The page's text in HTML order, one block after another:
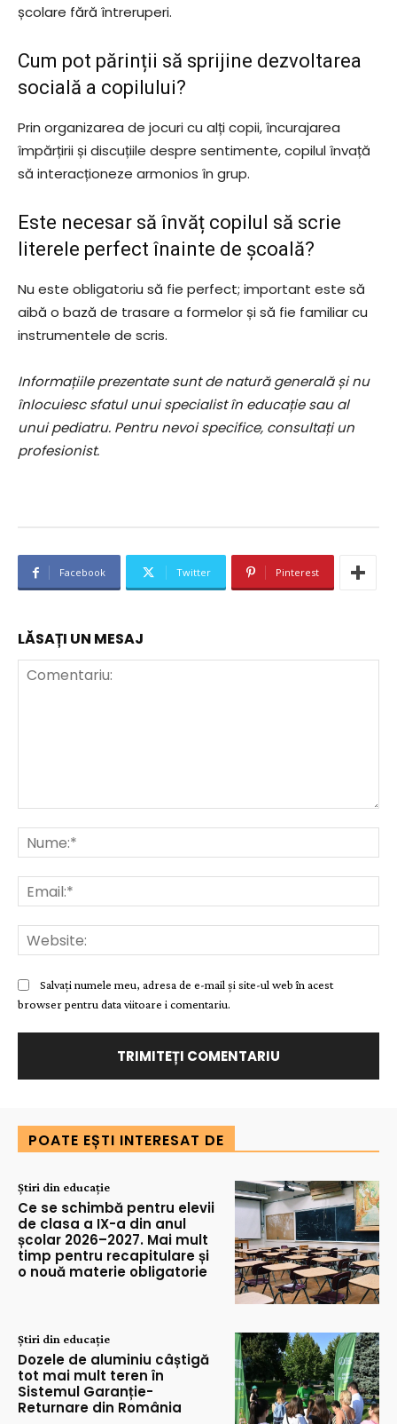
școlare fără întreruperi.
Cum pot părinții să sprijine dezvoltarea
socială a copilului?
Prin organizarea de jocuri cu alți copii, încurajarea
împărțirii și discuțiile despre sentimente, copilul învață
să interacționeze armonios în grup.
Este necesar să învăț copilul să scrie
literele perfect înainte de școală?
Nu este obligatoriu să fie perfect; important este să
aibă o bază de trasare a formelor și să fie familiar cu
instrumentele de scris.
Informațiile prezentate sunt de natură generală și nu
înlocuiesc sfatul unui specialist în educație sau al
unui pediatru. Pentru nevoi specifice, consultați un
profesionist.
Facebook Twitter Pinterest
LĂSAȚI UN MESAJ
Salvați numele meu, adresa de e-mail și site-ul web în acest
browser pentru data viitoare i comentariu.
POATE EȘTI INTERESAT DE
Știri din educație
Ce se schimbă pentru elevii
de clasa a IX-a din anul
școlar 2026–2027. Mai mult
timp pentru recapitulare și
o nouă materie obligatorie
Știri din educație
Dozele de aluminiu câștigă
tot mai mult teren în
Sistemul Garanție-
Returnare din România